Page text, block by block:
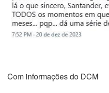
Com informações do DCM